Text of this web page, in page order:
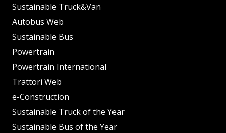
Sustainable Truck&Van
Autobus Web
Sustainable Bus
Powertrain
Powertrain International
Trattori Web
e-Construction
Sustainable Truck of the Year
Sustainable Bus of the Year